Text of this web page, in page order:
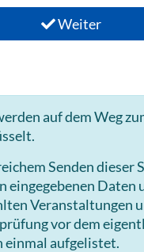
Weiter
auf dem Weg
Senden dieser
eingegebenen Daten
Veranstaltungen
vor dem
einmal aufgelistet.